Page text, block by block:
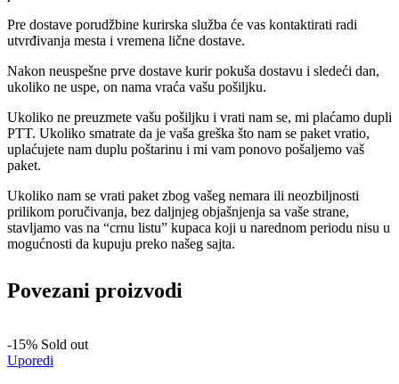
Pre dostave porudžbine kurirska služba će vas kontaktirati radi
utvrđivanja mesta i vremena lične dostave.
Nakon neuspešne prve dostave kurir pokuša dostavu i sledeći dan,
ukoliko ne uspe, on nama vraća vašu pošiljku.
Ukoliko ne preuzmete vašu pošiljku i vrati nam se, mi plaćamo dupli
PTT. Ukoliko smatrate da je vaša greška što nam se paket vratio,
uplaćujete nam duplu poštarinu i mi vam ponovo pošaljemo vaš
paket.
Ukoliko nam se vrati paket zbog vašeg nemara ili neozbiljnosti
prilikom poručivanja, bez daljnjeg objašnjenja sa vaše strane,
stavljamo vas na “crnu listu” kupaca koji u narednom periodu nisu u
mogućnosti da kupuju preko našeg sajta.
Povezani proizvodi
-15% Sold out
Uporedi